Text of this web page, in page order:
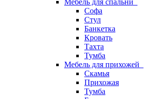
Мебель для спальни
Софа
Стул
Банкетка
Кровать
Тахта
Тумба
Мебель для прихожей
Скамья
Прихожая
Тумба